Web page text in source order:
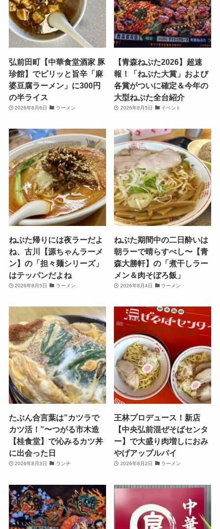
弘前田町【中華食堂酒家 豚
珍館】でピリッと旨辛「麻
婆豆腐ラーメン」に300円
の半ライス
2026年8月6日 ラーメン
【青森ねぶた2026】超速
報！「ねぶた大賞」および
各賞がついに確定＆今年の
大型ねぶた全台紹介
2026年8月5日 イベント
ねぶた帰りには夜ラーだよ
ね、古川【源ちゃんラーメ
ン】の「担々麺シリーズ」
はテッパンだよね
2026年8月5日 ラーメン
ねぶた期間中の二日酔いは
朝ラーで晴らすべし〜【青
森大勝軒】の「煮干しラー
メン＆肉そぼろ飯」
2026年8月4日 ラーメン
たぶん合言葉は”カツラで
カツ活！”〜つがる市木造
【桂食堂】で沁みるカツ丼
に出会った日
2026年8月3日 ランチ
王林プロデュース！新店
【中央弘前混ぜそばセンタ
ー】で大盛り肉増しにおみ
やげアップルパイ
2026年8月2日 ラーメン